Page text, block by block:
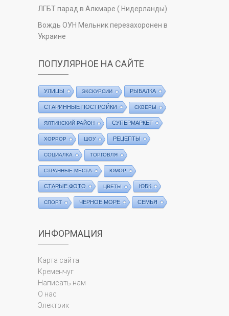
ЛГБТ парад в Алкмаре ( Нидерланды)
Вождь ОУН Мельник перезахоронен в
Украине
ПОПУЛЯРНОЕ НА САЙТЕ
УЛИЦЫ ЭКСКУРСИИ РЫБАЛКА
СТАРИННЫЕ ПОСТРОЙКИ СКВЕРЫ
ЯЛТИНСКИЙ РАЙОН СУПЕРМАРКЕТ
ХОРРОР ШОУ РЕЦЕПТЫ
СОЦИАЛКА ТОРГОВЛЯ
СТРАННЫЕ МЕСТА ЮМОР
СТАРЫЕ ФОТО ЦВЕТЫ ЮБК
СПОРТ ЧЕРНОЕ МОРЕ СЕМЬЯ
ИНФОРМАЦИЯ
Карта сайта
Кременчуг
Написать нам
О нас
Электрик